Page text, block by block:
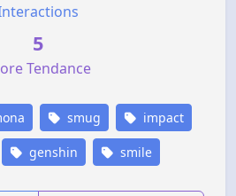
5
Tendance
smug impact
genshin smile